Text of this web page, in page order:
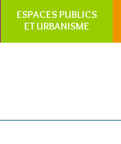
ESPACES PUBLICS
ET URBANISME